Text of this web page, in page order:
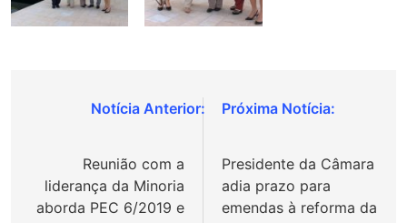
Navegação
Post
Reunião com a
liderança da Minoria
aborda PEC 6/2019 e
Presidente da Câmara
adia prazo para
emendas à reforma da